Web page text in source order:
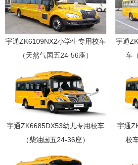
宇通ZK6109NX2小学生专用校车
（天然气国五24-56座）
宇通
车
宇通ZK6685DX53幼儿专用校车
（柴油国五24-36座）
宇通
校